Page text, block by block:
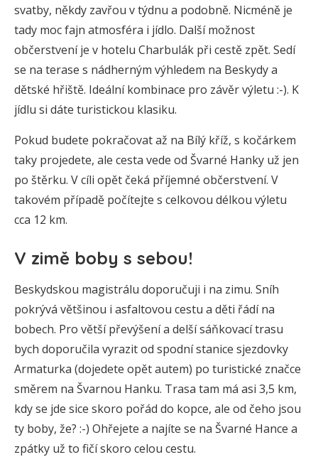
svatby, někdy zavřou v týdnu a podobně. Nicméně je
tady moc fajn atmosféra i jídlo. Další možnost
občerstvení je v hotelu Charbulák při cestě zpět. Sedí
se na terase s nádherným výhledem na Beskydy a
dětské hřiště. Ideální kombinace pro závěr výletu :-). K
jídlu si dáte turistickou klasiku.
Pokud budete pokračovat až na Bílý kříž, s kočárkem
taky projedete, ale cesta vede od Švarné Hanky už jen
po štěrku. V cíli opět čeká příjemné občerstvení. V
takovém případě počítejte s celkovou délkou výletu
cca 12 km.
V zimě boby s sebou!
Beskydskou magistrálu doporučuji i na zimu. Sníh
pokrývá většinou i asfaltovou cestu a děti řádí na
bobech. Pro větší převýšení a delší sáňkovací trasu
bych doporučila vyrazit od spodní stanice sjezdovky
Armaturka (dojedete opět autem) po turistické značce
směrem na Švarnou Hanku. Trasa tam má asi 3,5 km,
kdy se jde sice skoro pořád do kopce, ale od čeho jsou
ty boby, že? :-) Ohřejete a najíte se na Švarné Hance a
zpátky už to fičí skoro celou cestu.